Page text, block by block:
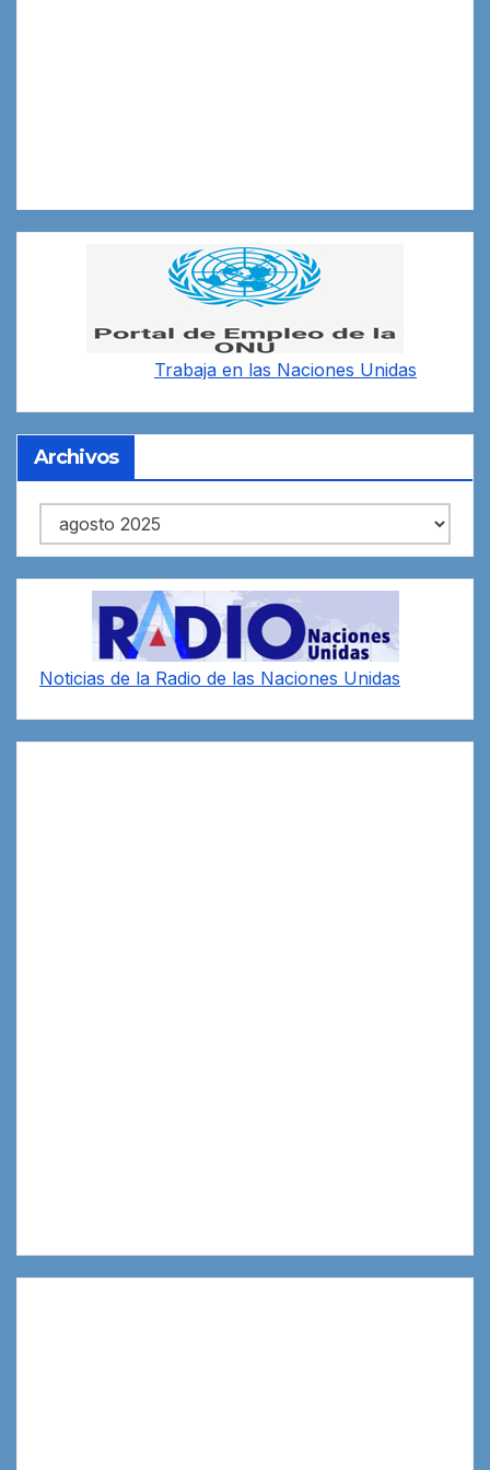
Trabaja en las Naciones Unidas
Archivos
Archivos
Noticias de la Radio de las Naciones Unidas